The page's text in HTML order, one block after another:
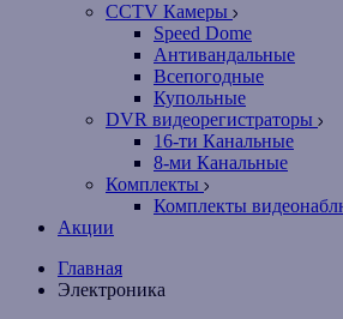
CCTV Камеры
Speed Dome
Антивандальные
Всепогодные
Купольные
DVR видеорегистраторы
16-ти Канальные
8-ми Канальные
Комплекты
Комплекты
Акции
Главная
Электроника